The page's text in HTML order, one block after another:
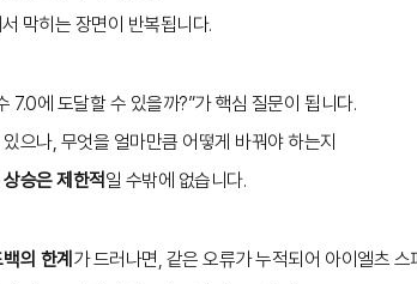
막히는 장면이 반복됩니다.
7.0에 도달할 수 있을까?”가 핵심 질문이 됩니다.
으나, 무엇을 얼마만큼 어떻게 바꿔야 하는지
승은 제한적 일 수밖에 없습니다.
의 한계 가 드러나면, 같은 오류가 누적되어 아이엘츠